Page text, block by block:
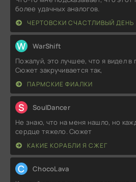
более удачных аналогов.
ЧЕРТОВСКИ СЧАСТЛИВЫЙ ДЕНЬ
W WarShift
Пожалуй, это лучшее, что я видел в
Сюжет закручивается так,
ПАРМСКИЕ ФИАЛКИ
S SoulDancer
Не знаю, что на меня нашло, но
сердце тяжело. Сюжет
КАКИЕ КОРАБЛИ Я СЖЕГ
C ChocoLava